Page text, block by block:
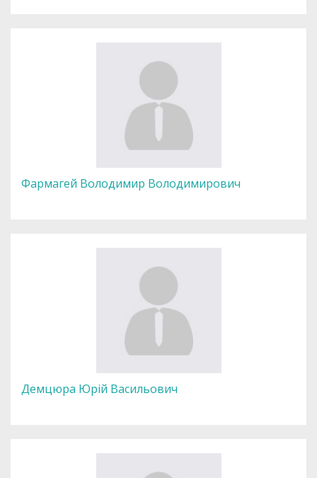
Фармагей Володимир Володимирович
Демцюра Юрій Васильович